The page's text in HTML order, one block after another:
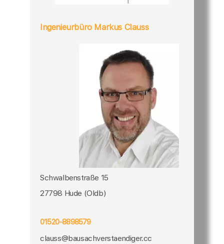
Ingenieurbüro Markus Clauss
Schwalbenstraße 15
27798 Hude (Oldb)
01520-8898579
clauss@bausachverstaendiger.cc